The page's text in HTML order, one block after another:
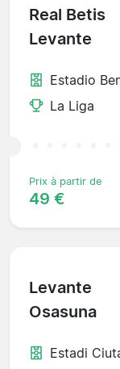
Real Betis
Levante
Estadio
La Liga
Prix à partir de
49 €
Levante
Osasuna
Estadi